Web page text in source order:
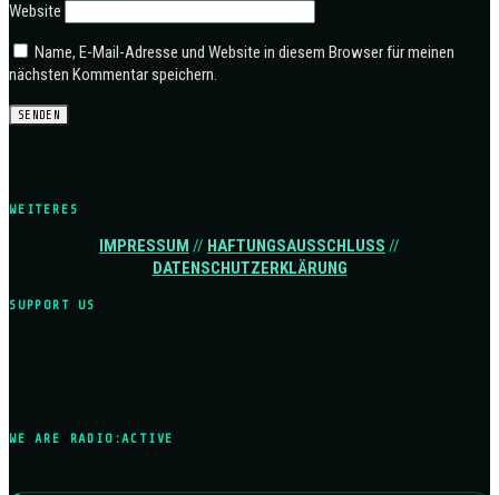
Website
Name, E-Mail-Adresse und Website in diesem Browser für meinen
nächsten Kommentar speichern.
WEITERES
IMPRESSUM // HAFTUNGSAUSSCHLUSS //
DATENSCHUTZERKLÄRUNG
SUPPORT US
WE ARE RADIO:ACTIVE